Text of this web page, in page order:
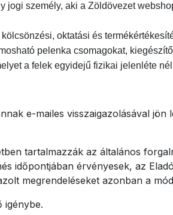
jogi személy, aki a Zöldövezet
oktatási és
pelenka csomagokat,
a felek egyidejű fizikai jelenléte
e-mailes visszaigazolásával jön
tartalmazzák az általános
időpontjában érvényesek, az
megrendeléseket azonban a
igénybe.